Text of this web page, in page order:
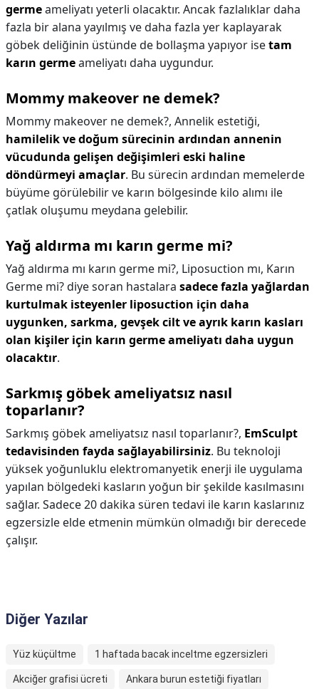
germeameliyatı yeterli olacaktır. Ancak fazlalıklar daha
fazla bir alana yayılmış ve daha fazla yer kaplayarak
göbek deliğinin üstünde de bollaşma yapıyor isetam
karın germeameliyatı daha uygundur.
Mommy makeover ne demek?
Mommy makeover ne demek?, Annelik estetiği,
hamilelik ve doğum sürecinin ardından annenin
vücudunda gelişen değişimleri eski haline
döndürmeyi amaçlar. Bu sürecin ardından memelerde
büyüme görülebilir ve karın bölgesinde kilo alımı ile
çatlak oluşumu meydana gelebilir.
Yağ aldırma mı karın germe mi?
Yağ aldırma mı karın germe mi?, Liposuction mı, Karın
Germe mi? diye soran hastalara sadece fazla yağlardan
kurtulmak isteyenler liposuction için daha
uygunken, sarkma, gevşek cilt ve ayrık karın kasları
olan kişiler için karın germe ameliyatı daha uygun
olacaktır.
Sarkmış göbek ameliyatsız nasıl
toparlanır?
Sarkmış göbek ameliyatsız nasıl toparlanır?, EmSculpt
tedavisinden fayda sağlayabilirsiniz. Bu teknoloji
yüksek yoğunluklu elektromanyetik enerji ile uygulama
yapılan bölgedeki kasların yoğun bir şekilde kasılmasını
sağlar. Sadece 20 dakika süren tedavi ile karın kaslarınız
egzersizle elde etmenin mümkün olmadığı bir derecede
çalışır.
Diğer Yazılar
Yüz küçültme 1 haftada bacak inceltme egzersizleri
Akciğer grafisi ücreti Ankara burun estetiği fiyatları